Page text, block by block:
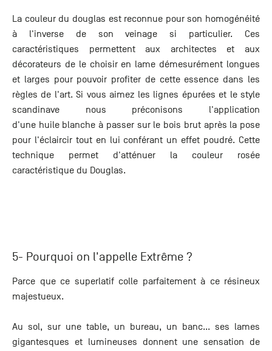
La couleur du douglas est reconnue pour son homogénéité
à l'inverse de son veinage si particulier. Ces
caractéristiques permettent aux architectes et aux
décorateurs de le choisir en lame démesurément longues
et larges pour pouvoir profiter de cette essence dans les
règles de l'art. Si vous aimez les lignes épurées et le style
scandinave nous préconisons l'application
d'une huile blanche à passer sur le bois brut après la pose
pour l'éclaircir tout en lui conférant un effet poudré. Cette
technique permet d'atténuer la couleur rosée
caractéristique du Douglas.
5- Pourquoi on l'appelle Extrême ?
Parce que ce superlatif colle parfaitement à ce résineux
majestueux.
Au sol, sur une table, un bureau, un banc... ses lames
gigantesques et lumineuses donnent une sensation de